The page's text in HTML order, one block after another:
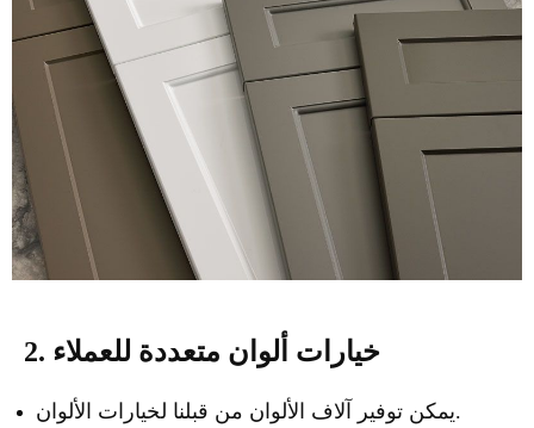
2. خيارات ألوان متعددة للعملاء
يمكن توفير آلاف الألوان من قبلنا لخيارات الألوان.